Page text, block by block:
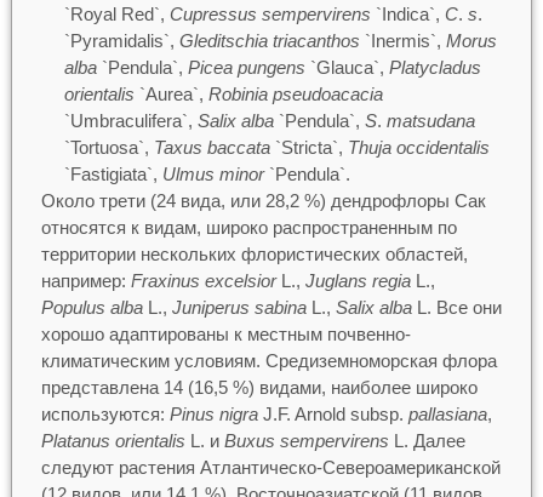
`Royal Red`, Cupressus sempervirens `Indica`, C. s.
`Рyramidalis`, Gleditschia triacanthos `Inermis`, Morus
alba`Pendula`, Picea pungens `Glauca`, Platycladus
orientalis `Aurea`, Robinia pseudoacacia
`Umbraculifera`, Salix alba`Pendula`, S. matsudana
`Tortuosa`, Taxus baccata`Stricta`, Thuja occidentalis
`Fastigiata`, Ulmus minor`Pendula`.
Около трети (24 вида, или 28,2 %) дендрофлоры Сак
относятся к видам, широко распространенным по
территории нескольких флористических областей,
например: Fraxinus excelsiorL., Juglans regiaL.,
Populus аlbaL., Juniperus sabinaL., Salix albaL. Все они
хорошо адаптированы к местным почвенно-
климатическим условиям. Средиземноморская флора
представлена 14 (16,5 %) видами, наиболее широко
используются: Pinus nigraJ.F. Arnold subsp. pallasiana,
Platanus orientalis L. и Buxus sempervirens L. Далее
следуют растения Атлантическо-Североамериканской